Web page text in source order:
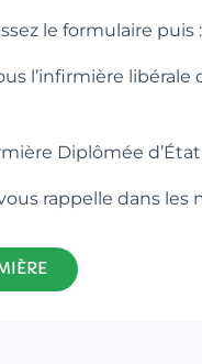
le formulaire puis :
l’infirmière libérale
Diplômée
rappelle dans les